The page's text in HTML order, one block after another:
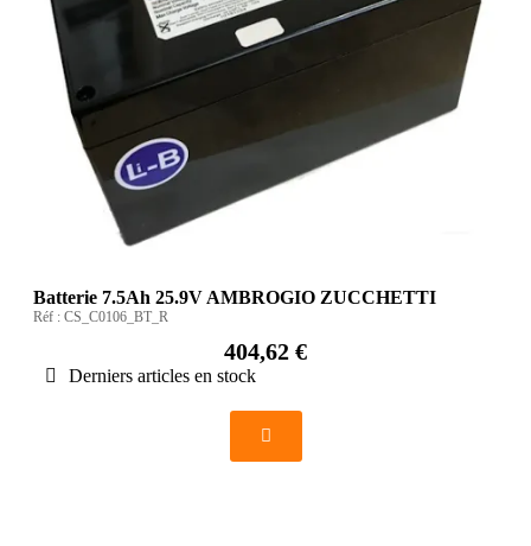
Batterie 7.5Ah 25.9V AMBROGIO ZUCCHETTI
Réf : CS_C0106_BT_R
404,62 €
Derniers articles en stock